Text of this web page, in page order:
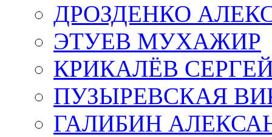
ДРОЗДЕНКО
ЭТУЕВ МУХАЖИР
КРИКАЛЁВ
ПУЗЫРЕВСКАЯ
ГАЛИБИН